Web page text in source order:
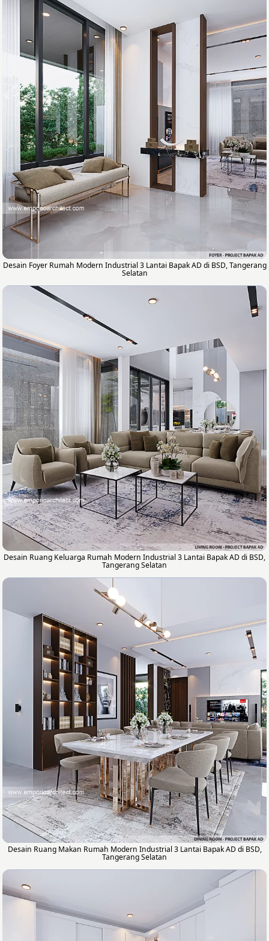
Desain Foyer Rumah Modern Industrial 3 Lantai Bapak AD di BSD, Tangerang
Selatan
Desain Ruang Keluarga Rumah Modern Industrial 3 Lantai Bapak AD di BSD,
Tangerang Selatan
Desain Ruang Makan Rumah Modern Industrial 3 Lantai Bapak AD di BSD,
Tangerang Selatan